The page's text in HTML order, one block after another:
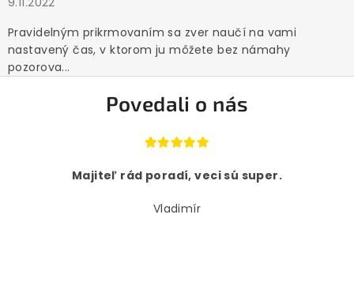
Pravidelným prikrmovaním sa zver naučí na vami
nastavený čas, v ktorom ju môžete bez námahy
pozorova...
Povedali o nás
Majiteľ rád poradí, veci sú super.
Vladimír